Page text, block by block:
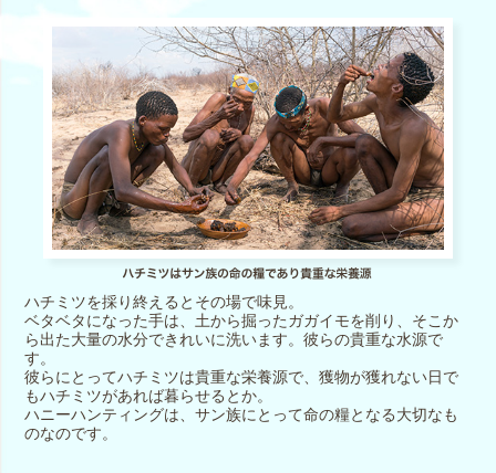
ハチミツを採り終えるとその場で味見。
ベタベタになった手は、土から掘ったガガイモを削り、そこか
ら出た大量の水分できれいに洗います。彼らの貴重な水源で
す。
彼らにとってハチミツは貴重な栄養源で、獲物が獲れない日で
もハチミツがあれば暮らせるとか。
ハニーハンティングは、サン族にとって命の糧となる大切なも
のなのです。